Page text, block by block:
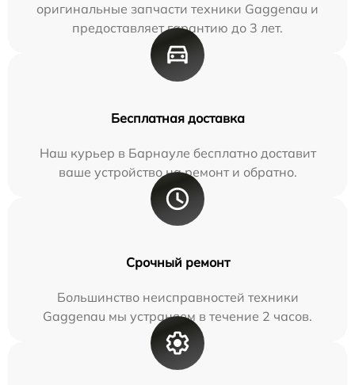
оригинальные запчасти техники Gaggenau и
предоставляет гарантию до 3 лет.
Бесплатная доставка
Наш курьер в Барнауле бесплатно доставит
ваше устройство на ремонт и обратно.
Срочный ремонт
Большинство неисправностей техники
Gaggenau мы устраняем в течение 2 часов.